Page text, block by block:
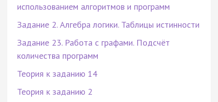
использованием алгоритмов и программ
Задание 2. Алгебра логики. Таблицы истинности
Задание 23. Работа с графами. Подсчёт
количества программ
Теория к заданию 14
Теория к заданию 2